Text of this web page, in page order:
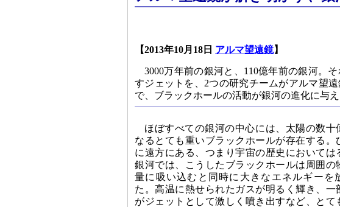
【2013年10月18日 アルマ望遠鏡】
3000万年前の銀河と、110億年前の銀河。
すジェットを、2つの研究チームがアルマ望
で、ブラックホールの活動が銀河の進化に与
ほぼすべての銀河の中心には、太陽の数十
なるとても重いブラックホールが存在する。
に遠方にある、つまり宇宙の歴史においては
銀河では、こうしたブラックホールは周囲の
量に吸い込むと同時に大きなエネルギーを
た。高温に熱せられたガスが明るく輝き、一
がジェットとして激しく噴き出すなど、とて